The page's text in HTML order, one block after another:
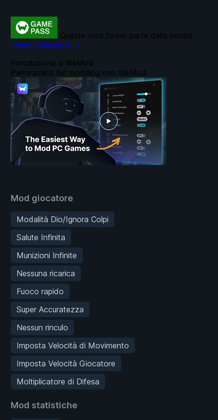
Mod giocatore
Modalità Dio/Ignora Colpi
Salute Infinita
Munizioni Infinite
Nessuna ricarica
Fuoco rapido
Super Accuratezza
Nessun rinculo
Imposta Velocità di Movimento
Imposta Velocità Giocatore
Moltiplicatore di Difesa
Mod statistiche
Introduzione a WeMod
Panoramica del modding con WeMod
Queste mod fanno parte della nostra
:nome collezione → .